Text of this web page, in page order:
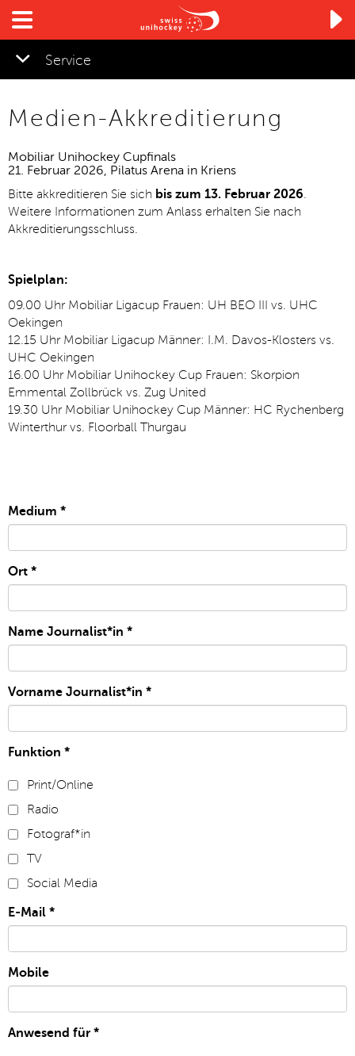

Service
Medien-Akkreditierung
Mobiliar Unihockey Cupfinals
21. Februar 2026, Pilatus Arena in Kriens
Bitte akkreditieren Sie sich bis zum 13. Februar 2026.
Weitere Informationen zum Anlass erhalten Sie nach
Akkreditierungsschluss.
Spielplan:
09.00 Uhr Mobiliar Ligacup Frauen: UH BEO III vs. UHC
Oekingen
12.15 Uhr Mobiliar Ligacup Männer: I.M. Davos-Klosters vs.
UHC Oekingen
16.00 Uhr Mobiliar Unihockey Cup Frauen: Skorpion
Emmental Zollbrück vs. Zug United
19.30 Uhr Mobiliar Unihockey Cup Männer: HC Rychenberg
Winterthur vs. Floorball Thurgau
Medium *
Ort *
Name Journalist*in *
Vorname Journalist*in *
Funktion *
Print/Online
Radio
Fotograf*in
TV
Social Media
E-Mail *
Mobile
Anwesend für *